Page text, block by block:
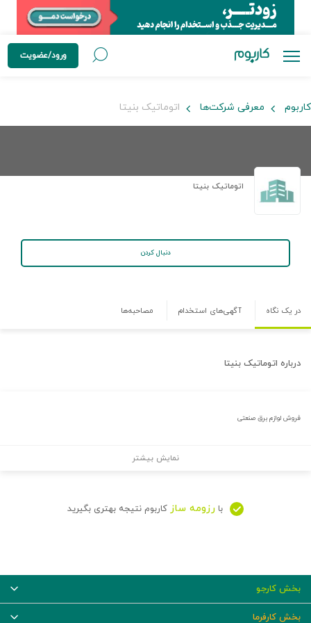
ورود/عضویت
کاربوم معرفی شرکت‌ها اتوماتیک بنیتا
اتوماتیک بنیتا
دنبال کردن
در یک نگاه آگهی‌های استخدام مصاحبه‌ها
درباره اتوماتیک بنیتا
فروش لوازم برق صنعتی
نمایش بیشتر
با رزومه ساز کاربوم نتیجه بهتری بگیرید
بخش کارجو
بخش کارفرما